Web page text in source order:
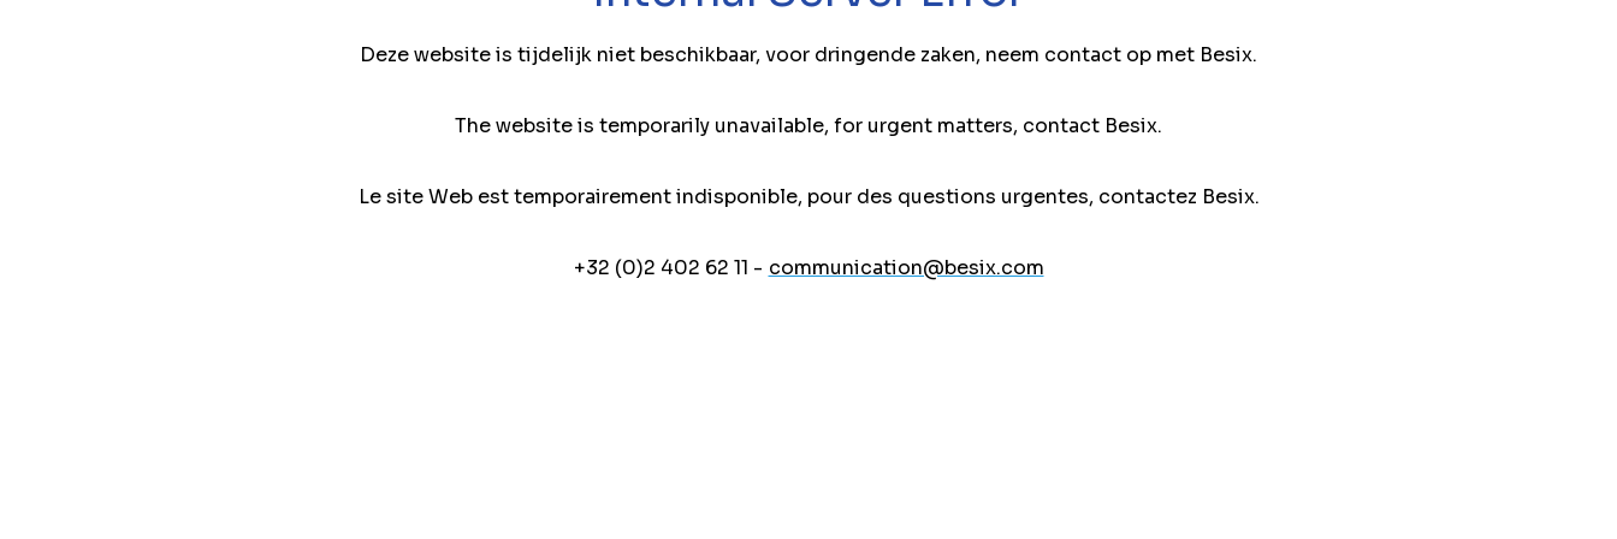
Deze website is tijdelijk niet beschikbaar, voor dringende zaken, neem contact op met Besix.
The website is temporarily unavailable, for urgent matters, contact Besix.
Le site Web est temporairement indisponible, pour des questions urgentes, contactez Besix.
+32 (0)2 402 62 11 - communication@besix.com